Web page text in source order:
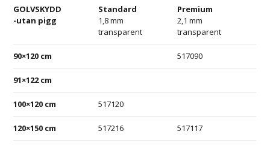
GOLVSKYDD
-utan pigg
Standard
1,8 mm
transparent
Premium
2,1 mm
transparent
90×120 cm 517090
91×122 cm
100×120 cm 517120
120×150 cm 517216 517117